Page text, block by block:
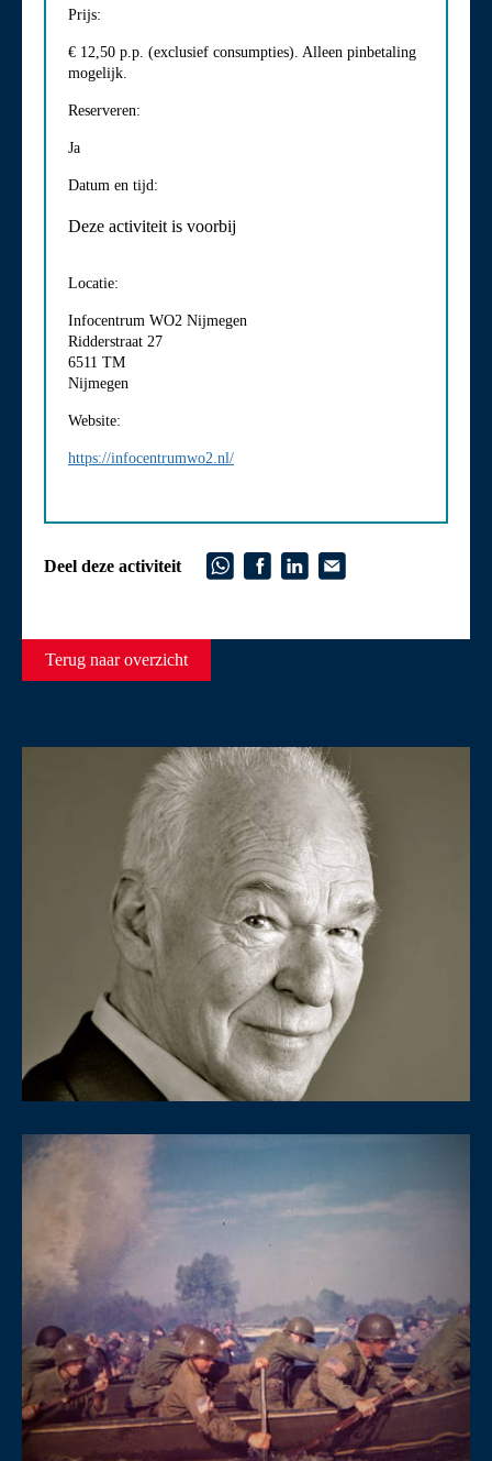
Prijs:
€ 12,50 p.p. (exclusief consumpties). Alleen pinbetaling
mogelijk.
Reserveren:
Ja
Datum en tijd:
Deze activiteit is voorbij
Locatie:
Infocentrum WO2 Nijmegen
Ridderstraat 27
6511 TM
Nijmegen
Website:
https://infocentrumwo2.nl/
Deel deze activiteit
Terug naar overzicht